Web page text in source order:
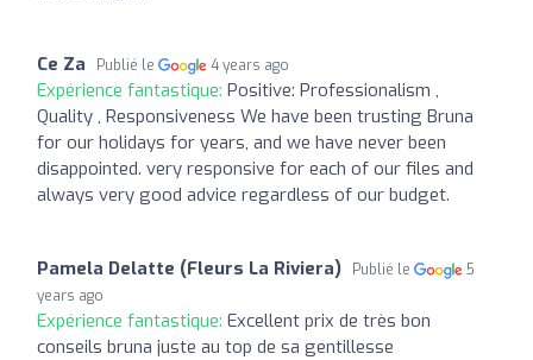
Ce Za Publié le 4 years ago
Expérience fantastique: Positive: Professionalism ,
Quality , Responsiveness We have been trusting Bruna
for our holidays for years, and we have never been
disappointed. very responsive for each of our files and
always very good advice regardless of our budget.
Pamela Delatte (Fleurs La Riviera) Publié le
5
years ago
Expérience fantastique: Excellent prix de très bon
conseils bruna juste au top de sa gentillesse